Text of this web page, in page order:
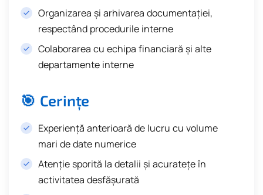
Organizarea și arhivarea documentației,
respectând procedurile interne
Colaborarea cu echipa financiară și alte
departamente interne
🎯 Cerințe
Experiență anterioară de lucru cu volume
mari de date numerice
Atenție sporită la detalii și acuratețe în
activitatea desfășurată